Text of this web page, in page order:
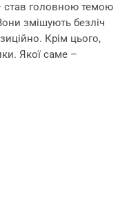
став головною темою
змішують безліч
Крім цього,
Якої саме –